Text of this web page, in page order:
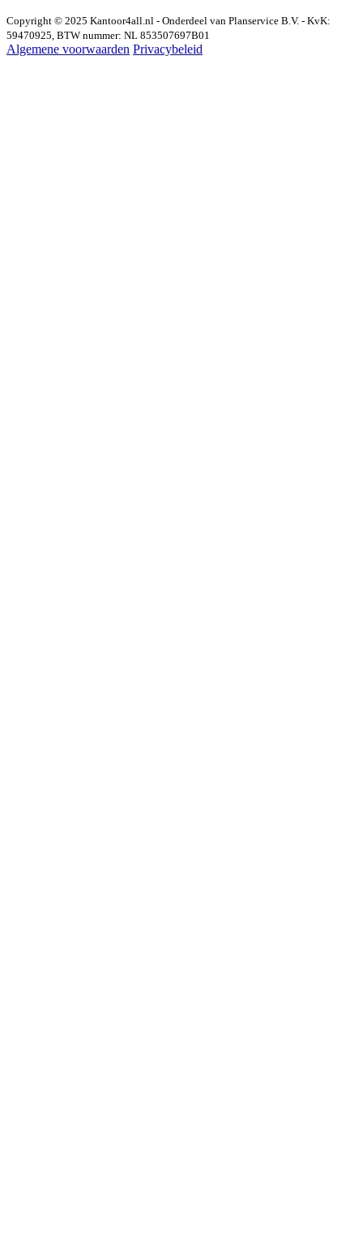
Copyright © 2025 Kantoor4all.nl - Onderdeel van Planservice B.V. - KvK:
59470925, BTW nummer: NL 853507697B01
Algemene voorwaarden Privacybeleid